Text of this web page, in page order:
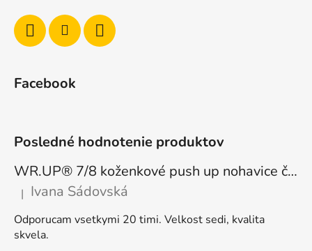
Facebook
Posledné hodnotenie produktov
WR.UP® 7/8 koženkové push up nohavice čierne, vysoký pás RE(MOVE) WRUP4HC006PREC, N
Hodnotenie produktu je 5 z 5 hviezdičiek.
| Ivana Sádovská
Odporucam vsetkymi 20 timi. Velkost sedi, kvalita
skvela.